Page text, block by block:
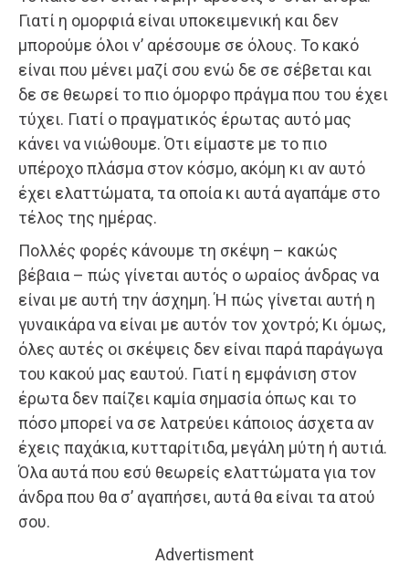
Γιατί η ομορφιά είναι υποκειμενική και δεν
μπορούμε όλοι ν’ αρέσουμε σε όλους. Το κακό
είναι που μένει μαζί σου ενώ δε σε σέβεται και
δε σε θεωρεί το πιο όμορφο πράγμα που του έχει
τύχει. Γιατί ο πραγματικός έρωτας αυτό μας
κάνει να νιώθουμε. Ότι είμαστε με το πιο
υπέροχο πλάσμα στον κόσμο, ακόμη κι αν αυτό
έχει ελαττώματα, τα οποία κι αυτά αγαπάμε στο
τέλος της ημέρας.
Πολλές φορές κάνουμε τη σκέψη – κακώς
βέβαια – πώς γίνεται αυτός ο ωραίος άνδρας να
είναι με αυτή την άσχημη. Ή πώς γίνεται αυτή η
γυναικάρα να είναι με αυτόν τον χοντρό; Κι όμως,
όλες αυτές οι σκέψεις δεν είναι παρά παράγωγα
του κακού μας εαυτού. Γιατί η εμφάνιση στον
έρωτα δεν παίζει καμία σημασία όπως και το
πόσο μπορεί να σε λατρεύει κάποιος άσχετα αν
έχεις παχάκια, κυτταρίτιδα, μεγάλη μύτη ή αυτιά.
Όλα αυτά που εσύ θεωρείς ελαττώματα για τον
άνδρα που θα σ’ αγαπήσει, αυτά θα είναι τα ατού
σου.
Advertisment